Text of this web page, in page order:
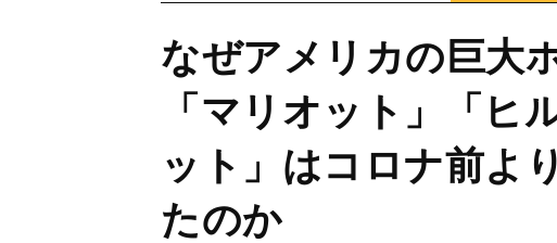
なぜアメリカの巨大
「マリオット」「ヒ
ット」はコロナ前よ
たのか